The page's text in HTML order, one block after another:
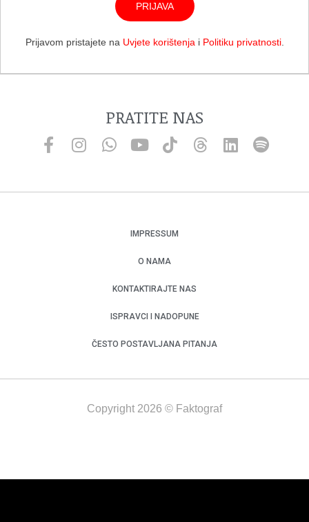
PRIJAVA
Prijavom pristajete na Uvjete korištenja i Politiku privatnosti.
PRATITE NAS
IMPRESSUM
O NAMA
KONTAKTIRAJTE NAS
ISPRAVCI I NADOPUNE
ČESTO POSTAVLJANA PITANJA
Copyright 2026 © Faktograf